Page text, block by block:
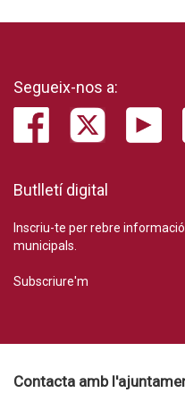
Segueix-nos a:
Butlletí digital
Inscriu-te per rebre
municipals.
Subscriure'm
Contacta amb